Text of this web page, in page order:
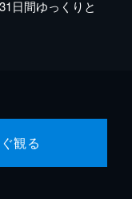
日間ゆっくりと
観る